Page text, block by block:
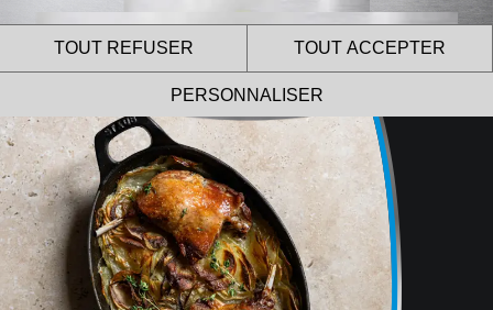
Le site internet Le Gaulois
Professionnel utilise des
TOUT REFUSER TOUT ACCEPTER
PERSONNALISER